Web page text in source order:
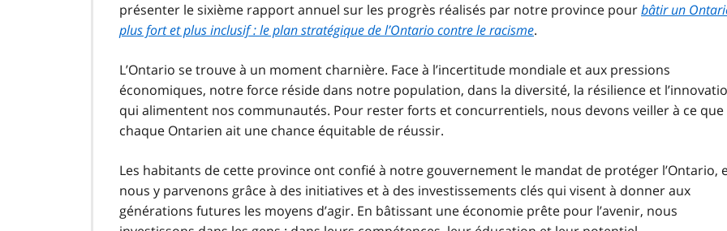
présenter le sixième rapport annuel sur les progrès réalisés par notre province pourbâtir un
plus fort et plus inclusif : le plan stratégique de l’Ontario contre le racisme.
L’Ontario se trouve à un moment charnière. Face à l’incertitude mondiale et aux pressions
économiques, notre force réside dans notre population, dans la diversité, la résilience et
qui alimentent nos communautés. Pour rester forts et concurrentiels, nous devons veiller à ce que
chaque Ontarien ait une chance équitable de réussir.
Les habitants de cette province ont confié à notre gouvernement le mandat de protéger l’Ontario,
nous y parvenons grâce à des initiatives et à des investissements clés qui visent à donner aux
générations futures les moyens d’agir. En bâtissant une économie prête pour l’avenir, nous